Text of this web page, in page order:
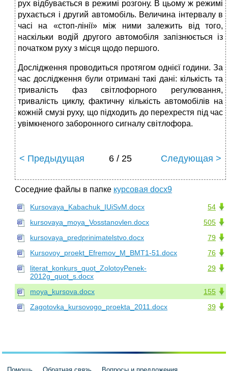
рух відбувається в режимі розгону. В цьому ж режимі
рухається і другий автомобіль. Величина інтервалу в
часі на «стоп-лінії» між ними залежить від того,
наскільки водій другого автомобіля запізнюється із
початком руху з місця щодо першого.
Дослідження проводиться протягом однієї години. За
час дослідження були отримані такі дані: кількість та
тривалість фаз світлофорного регулювання,
тривалість циклу, фактичну кількість автомобілів на
кожній смузі руху, що підходить до перехрестя під час
увімкненого заборонного сигналу світлофора.
< Предыдущая 6 / 25 Следующая >
Соседние файлы в папке курсовая docx9
54
Kursovaya_Kabachuk_IUiSvM.docx
505
kursovaya_moya_Vosstanovlen.docx
79
kursovaya_predprinimatelstvo.docx
76
Kursovoy_proekt_Efremov_M_BMT1-51.docx
29
literat_konkurs_quot_ZolotoyPenek-
2012g_quot_s.docx
155
moya_kursova.docx
39
Zagotovka_kursovogo_proekta_2011.docx